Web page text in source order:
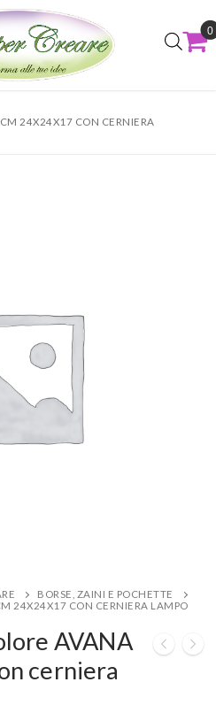
0
24X24X17 CON CERNIERA
BORSE, ZAINI E POCHETTE
24X24X17 CON CERNIERA LAMPO
AVANA
cerniera